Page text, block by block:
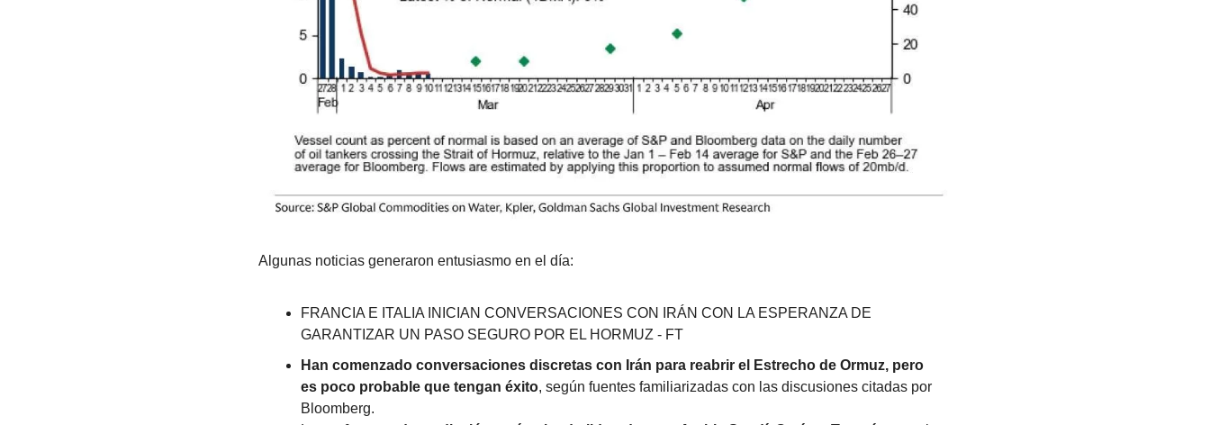
Algunas noticias generaron entusiasmo en el día:
FRANCIA E ITALIA INICIAN CONVERSACIONES CON IRÁN CON LA ESPERANZA DE
GARANTIZAR UN PASO SEGURO POR EL HORMUZ - FT
Han comenzado conversaciones discretas con Irán para reabrir el Estrecho de Ormuz, pero
es poco probable que tengan éxito, según fuentes familiarizadas con las discusiones citadas por
Bloomberg.